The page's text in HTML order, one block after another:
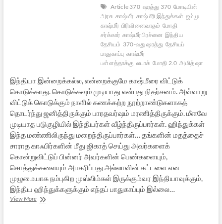
Article 370 ஷரத்து 370 மோடியின்
அரசு காஷ்மீர் காஷ்மீரி இந்துக்கள் ஜம்மு
காஷ்மீர் பிரிவினைவாதம் மோதி
சர்க்கார் காஷ்மீர் பிரச்னை இந்திய
தேசியம் 370-வது ஷரத்து தேசியப்
பாதுகாப்பு காஷ்மீர்
பள்ளத்தாக்கு லடாக் மோதி 2.0 அமித் ஷா
இந்தியா இன்றைக்கல்ல, என்றைக்குமே காஷ்மீரை விட்டுக்
கொடுக்காது. கொடுக்கவும் முடியாது என்பது நிதர்சனம். அவ்வாறு
விட்டுக் கொடுக்கும் நாளில் கணக்கற்ற நூற்றாண்டுகளாகத்
தொடர்ந்து ஜனித்திருக்கும் பாரதவர்ஷம் மரணித்திருக்கும். மீளவே
முடியாத படுகுழியில் இந்தியர்கள் வீழ்ந்திருப்பார்கள். ஹிந்துக்கள்
இந்த மண்ணிலிருந்து மறைந்திருப்பார்கள்… தங்களின் மதத்தைச்
சாராத காஃபிர்களின் மீது ஜிகாத் செய்து அவர்களைக்
கொன்றுவிட்டுப் பின்னர் அவர்களின் பெண்களையும்,
சொத்துக்களையும் அபகரிப்பது அல்லாவின் கட்டளை என
முழுமையாக நம்புகிற முஸ்லிம்கள் இருக்கும்வர இந்தியாவுக்கும்,
இந்திய ஹிந்துக்களுக்கும் எந்தப் பாதுகாப்பும் இல்லை…
View Moreகாஷ்மீர்,